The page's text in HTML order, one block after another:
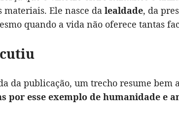
materiais. Ele nasce da lealdade, da
quando a vida não oferece tantas
da publicação, um trecho resume bem
por esse exemplo de humanidade e